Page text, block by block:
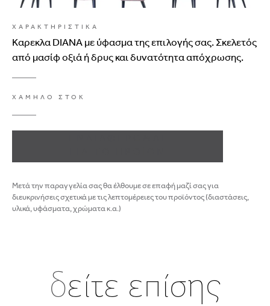
ΧΑΡΑΚΤΗΡΙΣΤΙΚΑ
Καρεκλα DIANA με ύφασμα της επιλογής σας. Σκελετός
από μασίφ οξιά ή δρυς και δυνατότητα απόχρωσης.
ΧΑΜΗΛΟ ΣΤΟΚ
Μετά την παραγγελία σας θα έλθουμε σε επαφή μαζί σας για
διευκρινήσεις σχετικά με τις λεπτομέρειες του προϊόντος (διαστάσεις,
υλικά, υφάσματα, χρώματα κ.α.)
δείτε επίσης